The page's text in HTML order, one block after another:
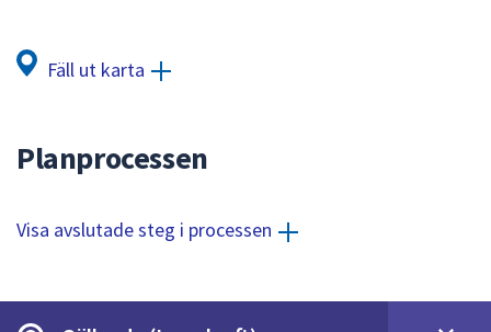
Fäll ut karta
Planprocessen
Visa avslutade steg i processen